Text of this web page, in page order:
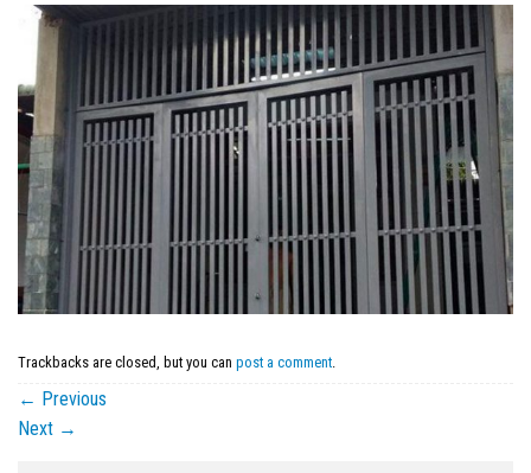
Trackbacks are closed, but you can post a comment
← Previous
Next →